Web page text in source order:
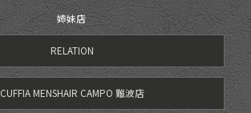
姉妹店
RELATION
CUFFIA MENSHAIR CAMPO 難波店